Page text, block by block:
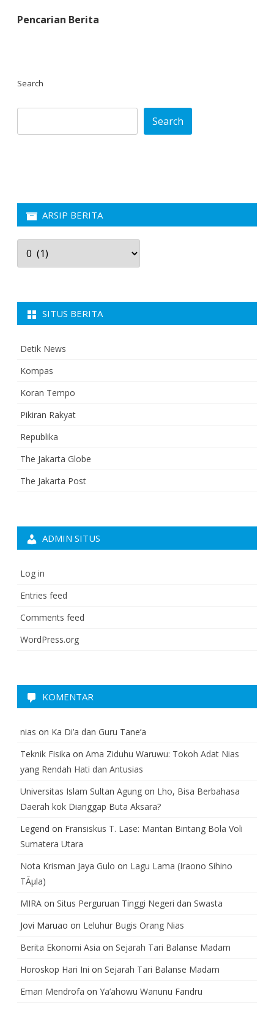
Pencarian Berita
Search
Search
ARSIP BERITA
Arsip
Berita
SITUS BERITA
Detik News
Kompas
Koran Tempo
Pikiran Rakyat
Republika
The Jakarta Globe
The Jakarta Post
ADMIN SITUS
Log in
Entries feed
Comments feed
WordPress.org
KOMENTAR
nias on Ka Di’a dan Guru Tane’a
Teknik Fisika on Ama Ziduhu Waruwu: Tokoh Adat Nias
yang Rendah Hati dan Antusias
Universitas Islam Sultan Agung on Lho, Bisa Berbahasa
Daerah kok Dianggap Buta Aksara?
Legend on Fransiskus T. Lase: Mantan Bintang Bola Voli
Sumatera Utara
Nota Krisman Jaya Gulo on Lagu Lama (Iraono Sihino
TÃµla)
MIRA on Situs Perguruan Tinggi Negeri dan Swasta
Jovi Maruao on Leluhur Bugis Orang Nias
Berita Ekonomi Asia on Sejarah Tari Balanse Madam
Horoskop Hari Ini on Sejarah Tari Balanse Madam
Eman Mendrofa on Ya’ahowu Wanunu Fandru